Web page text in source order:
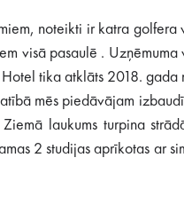
noteikti ir katra
visā pasaulē .
tika atklāts 2018.
mēs piedāvājam
laukums turpina
2 studijas aprīkotas ar